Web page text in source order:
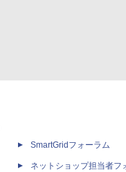
SmartGridフォーラム
ネットショップ担当者フ